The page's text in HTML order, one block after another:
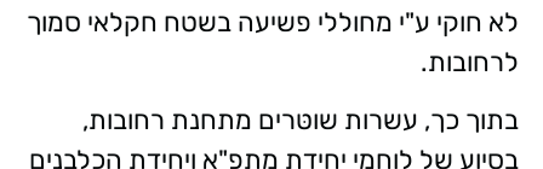
לא חוקי ע"י מחוללי פשיעה בשטח חקלאי סמוך
לרחובות.
בתוך כך, עשרות שוטּרים מתחנת רחובות,
בסיוע של לוחמי יחידת מתפ"א ויחידת הכלבנים